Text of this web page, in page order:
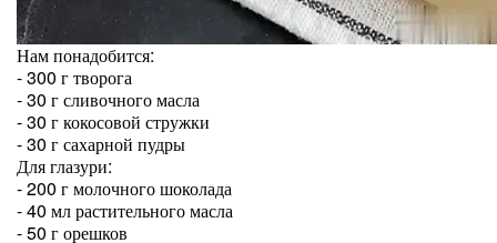
Нам понадобится:
- 300 г творога
- 30 г сливочного масла
- 30 г кокосовой стружки
- 30 г сахарной пудры
Для глазури:
- 200 г молочного шоколада
- 40 мл растительного масла
- 50 г орешков